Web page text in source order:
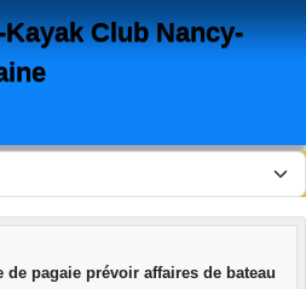
Kayak Club Nancy-
de pagaie prévoir affaires de bateau